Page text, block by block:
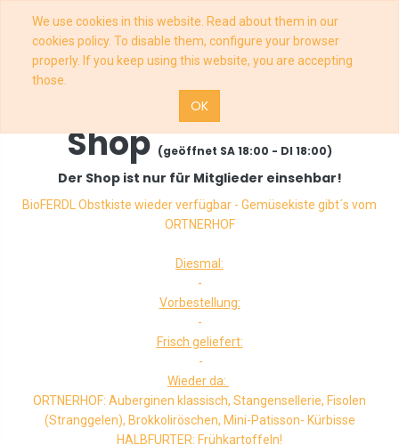
We use cookies in this website. Read about them in our
cookies policy. To disable them, configure your browser
properly. If you keep using this website, you are accepting
those.
OK
Shop(geöffnet SA 18:00 - DI 18:00)
Der Shop ist nur für Mitglieder einsehbar!
BioFERDL Obstkiste wieder verfügbar - Gemüsekiste gibt´s vom
ORTNERHOF
Diesmal:
-
Vorbestellung:
-
Frisch geliefert:
-
Wieder da:
ORTNERHOF: Auberginen klassisch, Stangensellerie, Fisolen
(Stranggelen), Brokkoliröschen, Mini-Patisson- Kürbisse
HALBFURTER: Frühkartoffeln!